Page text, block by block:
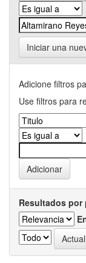
Iniciar una
Adicione filtros
Use filtros para
Resultados por